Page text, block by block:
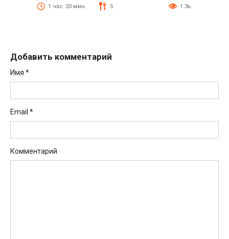
1 час. 20 мин. 5 1.3к.
Добавить комментарий
Имя *
Email *
Комментарий